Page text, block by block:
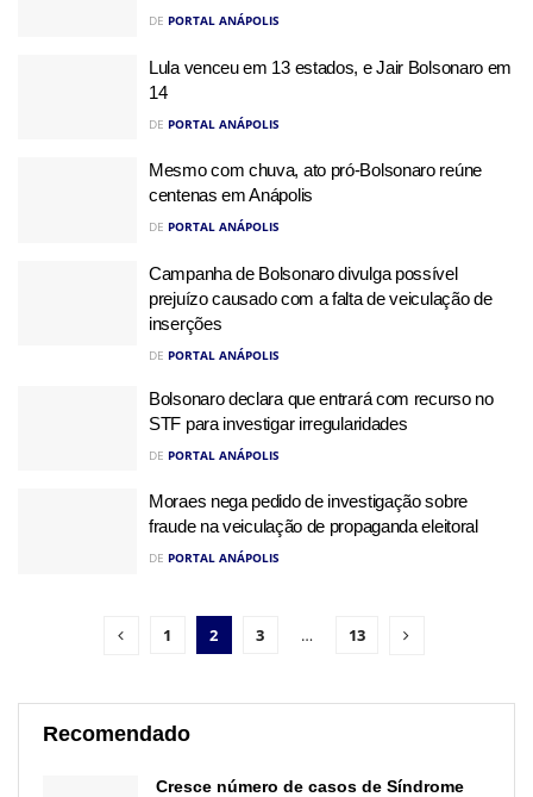
DE PORTAL ANÁPOLIS
Lula venceu em 13 estados, e Jair Bolsonaro em
14
DE PORTAL ANÁPOLIS
Mesmo com chuva, ato pró-Bolsonaro reúne
centenas em Anápolis
DE PORTAL ANÁPOLIS
Campanha de Bolsonaro divulga possível
prejuízo causado com a falta de veiculação de
inserções
DE PORTAL ANÁPOLIS
Bolsonaro declara que entrará com recurso no
STF para investigar irregularidades
DE PORTAL ANÁPOLIS
Moraes nega pedido de investigação sobre
fraude na veiculação de propaganda eleitoral
DE PORTAL ANÁPOLIS
1 2 3 … 13
Recomendado
Cresce número de casos de Síndrome